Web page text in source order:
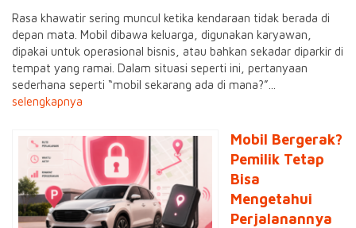
Rasa khawatir sering muncul ketika kendaraan tidak berada di
depan mata. Mobil dibawa keluarga, digunakan karyawan,
dipakai untuk operasional bisnis, atau bahkan sekadar diparkir di
tempat yang ramai. Dalam situasi seperti ini, pertanyaan
sederhana seperti “mobil sekarang ada di mana?”...
selengkapnya
Mobil Bergerak?
Pemilik Tetap
Bisa
Mengetahui
Perjalanannya